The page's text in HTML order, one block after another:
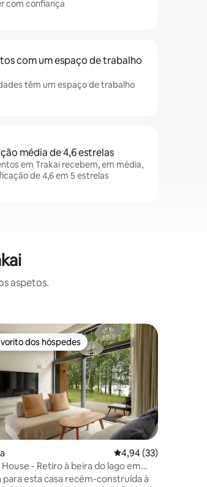
com confiança
com um espaço de trabalho
têm um espaço de trabalho
média de 4,6 estrelas
em Trakai recebem, em média,
de 4,6 em 5 estrelas
aspetos.
de 4,94 em 5 estrelas, 134avaliações
dos hóspedes
dos hóspedes
Classificação média
4,94 (33)
House - Retiro à beira do lago em
para esta casa recém-construída à